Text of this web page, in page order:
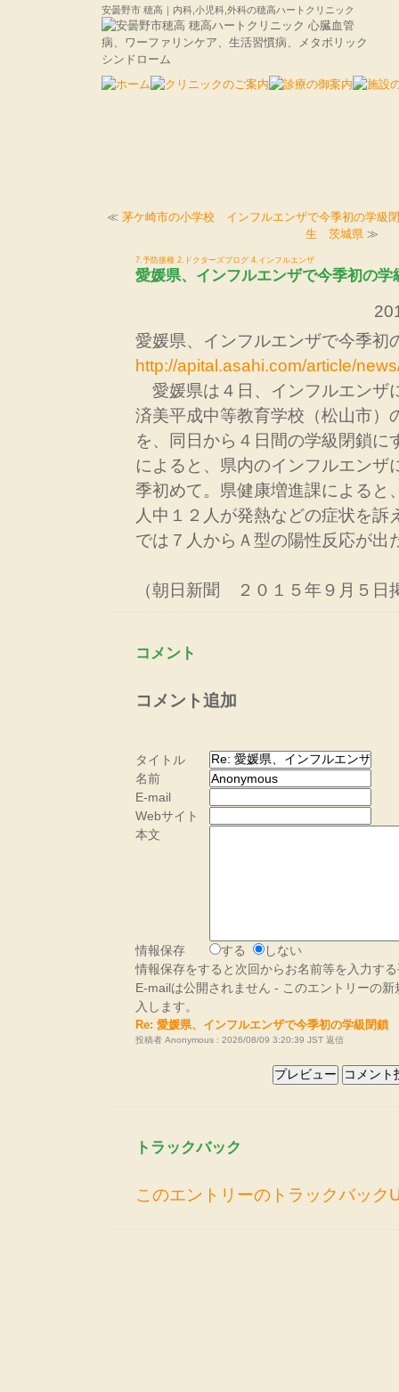
安曇野市 穂高｜内科,小児科,外科の穂高ハートクリニック
≪ 茅ケ崎市の小学校 インフルエンザで今季初の学級
生 茨城県≫
7.予防接種 2.ドクターズブログ 4.インフルエンザ
愛媛県、インフルエンザで今季初の学
愛媛県、インフルエンザで今季初
http://apital.asahi.com/article/
愛媛県は４日、インフルエンザ
済美平成中等教育学校（松山市）
を、同日から４日間の学級閉鎖に
によると、県内のインフルエンザ
季初めて。県健康増進課によると
人中１２人が発熱などの症状を訴
では７人からＡ型の陽性反応が出
（朝日新聞 ２０１５年９月５日
コメント
コメント追加
タイトル
名前
E-mail
Webサイト
本文
情報保存 する
しない
情報保存をすると次回からお名前等を入力す
E-mailは公開されません - このエントリーの
入します。
Re: 愛媛県、インフルエンザで今季初の学級閉鎖
投稿者 Anonymous : 2026/08/09 3:20:39 JST 返信
トラックバック
このエントリーのトラックバック